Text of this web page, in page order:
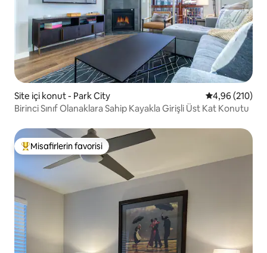
Site içi konut - Park City 5 üzerinden
4,96 (210)
Birinci Sınıf Olanaklara Sahip Kayakla Girişli Üst Kat Konutu
Misafirlerin favorilerinden en beğenilenler arasında
Misafirlerin favorisi